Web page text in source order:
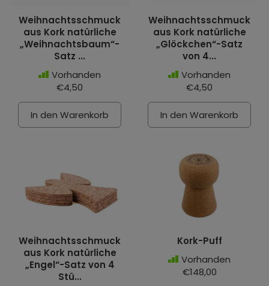
Weihnachtsschmuck
aus Kork natürliche
„Weihnachtsbaum“-
Satz ...
Vorhanden
€4,50
In den Warenkorb
Weihnachtsschmuck
aus Kork natürliche
„Glöckchen“-Satz
von 4...
Vorhanden
€4,50
In den Warenkorb
Weihnachtsschmuck
aus Kork natürliche
„Engel“-Satz von 4
Stü...
Kork-Puff
Vorhanden
€148,00